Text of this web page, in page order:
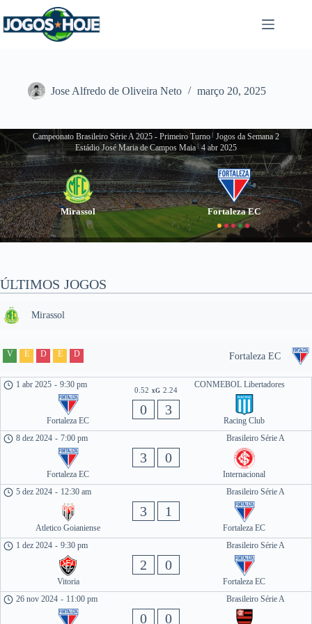
para
o
Jose Alfredo de Oliveira Neto março 20, 2025
Campeonato Brasileiro Série A 2025 - Primeiro Turno Jogos da Semana 2
Estádio José Maria de Campos Maia 4 abr 2025
Mirassol Fortaleza EC
ÚLTIMOS JOGOS
Mirassol
Fortaleza EC
V E D E D
CONMEBOL Libertadores
1 abr 2025 - 9:30 pm
Fortaleza EC
0.52 xG 2.24
0 3
Racing Club
Brasileiro Série A
8 dez 2024 - 7:00 pm
Fortaleza EC
3 0
Internacional
Brasileiro Série A
5 dez 2024 - 12:30 am
Atletico Goianiense
3 1
Fortaleza EC
Brasileiro Série A
1 dez 2024 - 9:30 pm
Vitoria
2 0
Fortaleza EC
Brasileiro Série A
26 nov 2024 - 11:00 pm
0 0